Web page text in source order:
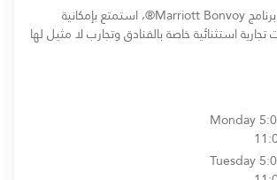
بصفتك عضوًا في برنامج Marriott Bonvoy®، استمتع بإمكانية
استثنائية خاصة بالفنادق وتجارب لا مثيل لها
Monday
Tuesday